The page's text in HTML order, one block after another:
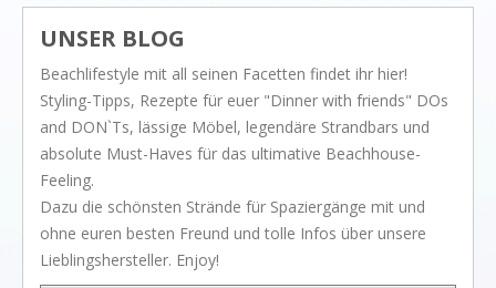
Showroom
STYLES
Rivièra Style
Hampton Style
Nordic Style
BRANDS
Rivièra Maison
Ocean House
UNSER BLOG
Beachlifestyle mit all seinen Facetten findet ihr hier!
Styling-Tipps, Rezepte für euer "Dinner with friends" DOs
and DON`Ts, lässige Möbel, legendäre Strandbars und
absolute Must-Haves für das ultimative Beachhouse-
Feeling.
Dazu die schönsten Strände für Spaziergänge mit und
ohne euren besten Freund und tolle Infos über unsere
Lieblingshersteller. Enjoy!